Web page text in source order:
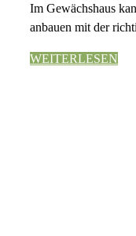
Im Gewächshaus
anbauen mit der
WEITERLESEN